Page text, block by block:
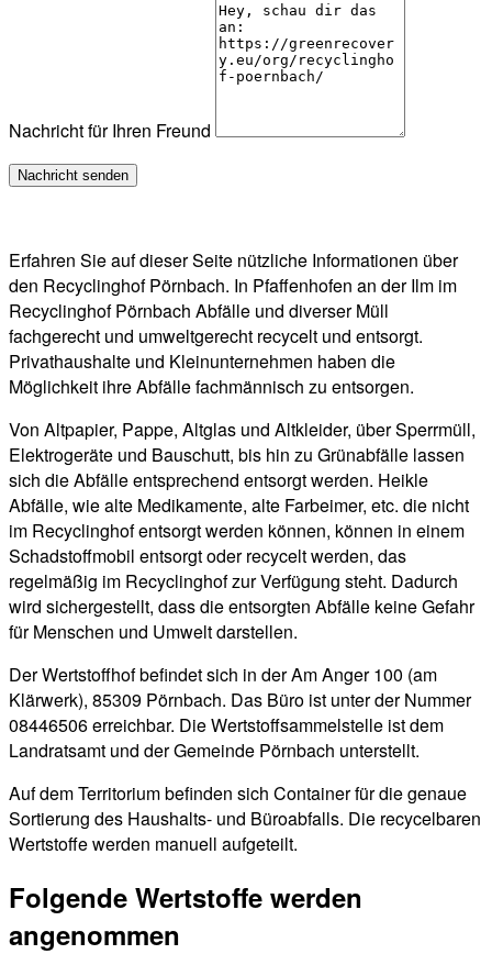
Nachricht für Ihren Freund
Erfahren Sie auf dieser Seite nützliche Informationen über
den Recyclinghof Pörnbach. In Pfaffenhofen an der Ilm im
Recyclinghof Pörnbach Abfälle und diverser Müll
fachgerecht und umweltgerecht recycelt und entsorgt.
Privathaushalte und Kleinunternehmen haben die
Möglichkeit ihre Abfälle fachmännisch zu entsorgen.
Von Altpapier, Pappe, Altglas und Altkleider, über Sperrmüll,
Elektrogeräte und Bauschutt, bis hin zu Grünabfälle lassen
sich die Abfälle entsprechend entsorgt werden. Heikle
Abfälle, wie alte Medikamente, alte Farbeimer, etc. die nicht
im Recyclinghof entsorgt werden können, können in einem
Schadstoffmobil entsorgt oder recycelt werden, das
regelmäßig im Recyclinghof zur Verfügung steht. Dadurch
wird sichergestellt, dass die entsorgten Abfälle keine Gefahr
für Menschen und Umwelt darstellen.
Der Wertstoffhof befindet sich in der Am Anger 100 (am
Klärwerk), 85309 Pörnbach. Das Büro ist unter der Nummer
08446506 erreichbar. Die Wertstoffsammelstelle ist dem
Landratsamt und der Gemeinde Pörnbach unterstellt.
Auf dem Territorium befinden sich Container für die genaue
Sortierung des Haushalts- und Büroabfalls. Die recycelbaren
Wertstoffe werden manuell aufgeteilt.
Folgende Wertstoffe werden
angenommen